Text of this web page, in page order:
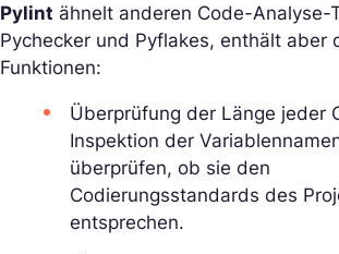
Pylint ähnelt anderen Code-Analyse-
Pychecker und Pyflakes, enthält aber
Funktionen:
Überprüfung der Länge jeder
Inspektion der
überprüfen, ob sie den
Codierungsstandards des
entsprechen.